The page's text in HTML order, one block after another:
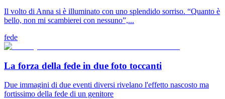
Il volto di Anna si è illuminato con uno splendido sorriso. “Quanto è
bello, non mi scambierei con nessuno”,...
fede
La forza della fede in due foto toccanti
Due immagini di due eventi diversi rivelano l'effetto nascosto ma
fortissimo della fede di un genitore